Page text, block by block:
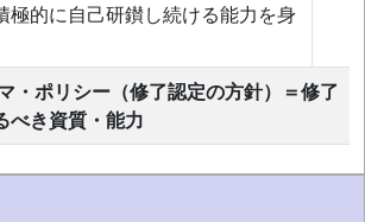
極的に自己研鑚し続ける能力を身
・ポリシー（修了認定の方針）＝修了
べき資質・能力